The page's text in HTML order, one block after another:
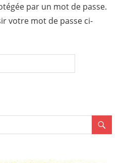
par un mot de passe.
votre mot de passe ci-